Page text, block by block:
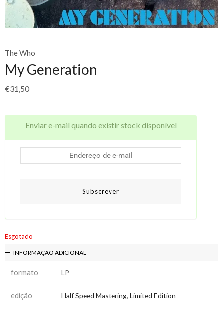
The Who
My Generation
€31,50
Enviar e-mail quando existir stock disponível
Subscrever
Esgotado
INFORMAÇÃO ADICIONAL
formato LP
edição Half Speed Mastering, Limited Edition